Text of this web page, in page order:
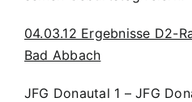
04.03.12 Ergebnisse D2-
Bad Abbach
JFG Donautal 1 – JFG